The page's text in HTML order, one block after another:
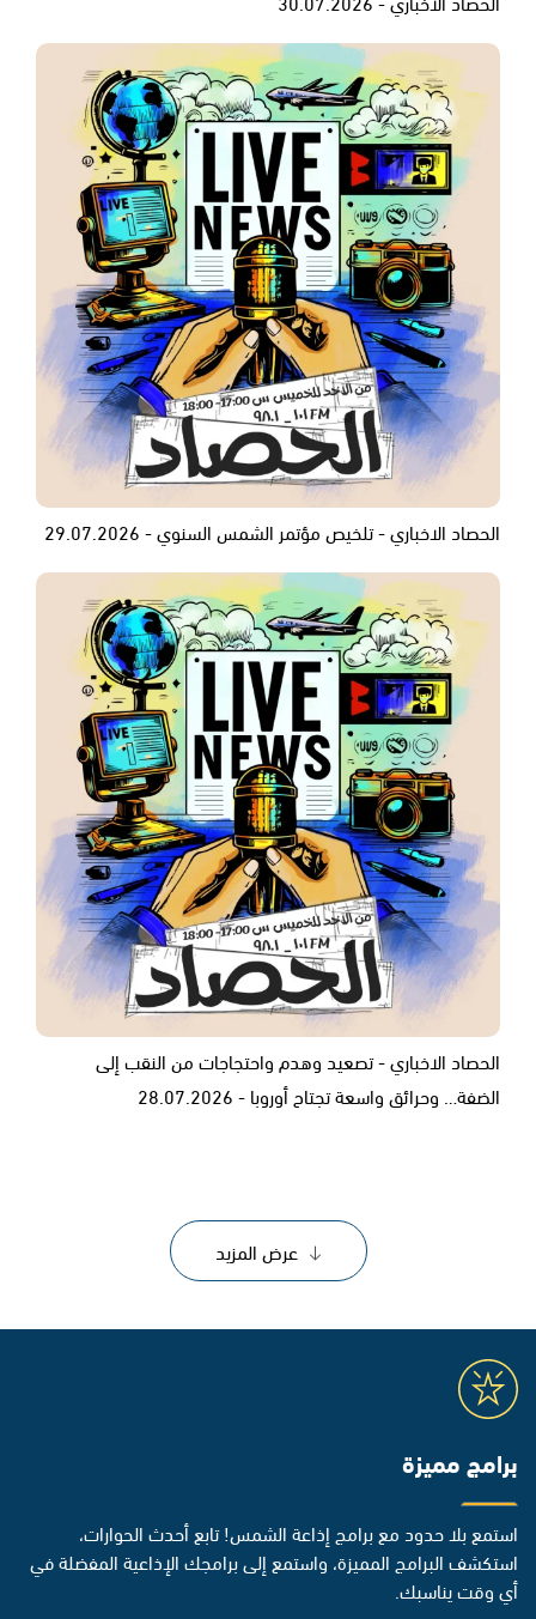
الحصاد الاخباري - تلخيص مؤتمر الشمس السنوي - 29.07.2026
الحصاد الاخباري - تصعيد وهدم واحتجاجات من النقب إلى
الضفة… وحرائق واسعة تجتاح أوروبا - 28.07.2026
عرض المزيد
برامج مميزة
استمع بلا حدود مع برامج إذاعة الشمس! تابع أحدث الحوارات،
استكشف البرامج المميزة، واستمع إلى برامجك الإذاعية المفضلة في
أي وقت يناسبك.